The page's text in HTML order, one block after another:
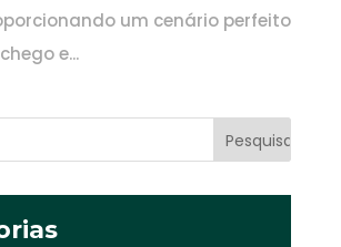
um cenário perfeito
e...